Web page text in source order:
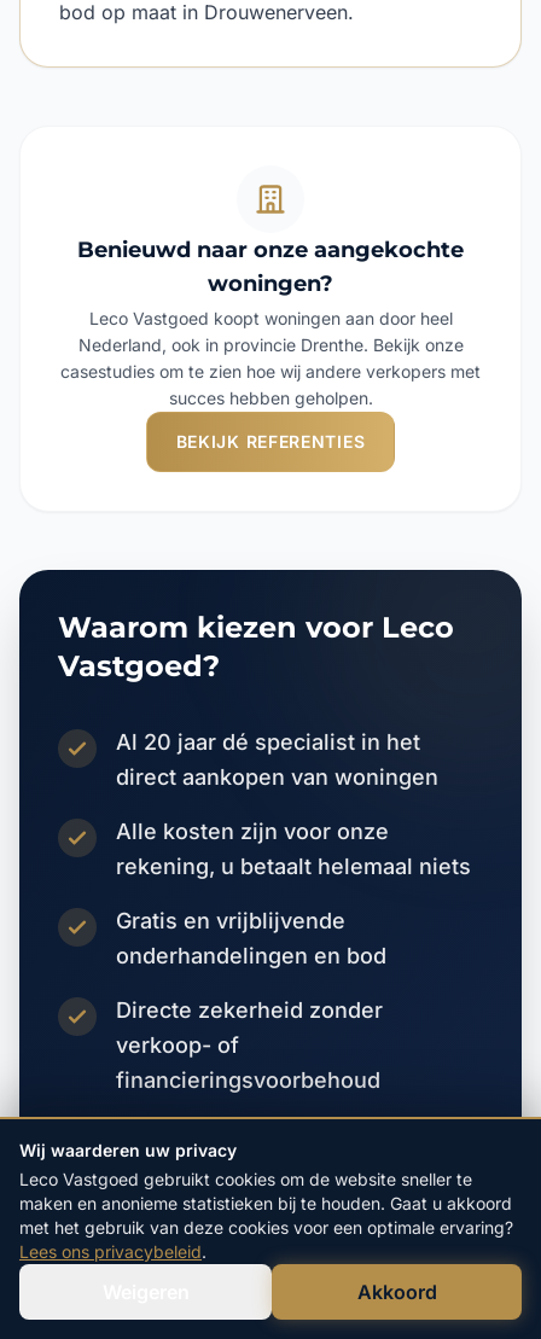
bod op maat in Drouwenerveen.
Benieuwd naar onze aangekochte
woningen?
Leco Vastgoed koopt woningen aan door heel
Nederland, ook in provincie Drenthe. Bekijk onze
casestudies om te zien hoe wij andere verkopers met
succes hebben geholpen.
BEKIJK REFERENTIES
Waarom kiezen voor Leco
Vastgoed?
Al 20 jaar dé specialist in het
direct aankopen van woningen
Alle kosten zijn voor onze
rekening, u betaalt helemaal niets
Gratis en vrijblijvende
onderhandelingen en bod
Directe zekerheid zonder
verkoop- of
financieringsvoorbehoud
Vraag direct een bod aan
Bel Ons Direct
Wij waarderen uw privacy
Leco Vastgoed gebruikt cookies om de website sneller te
maken en anonieme statistieken bij te houden. Gaat u akkoord
met het gebruik van deze cookies voor een optimale ervaring?
Lees ons privacybeleid.
Akkoord